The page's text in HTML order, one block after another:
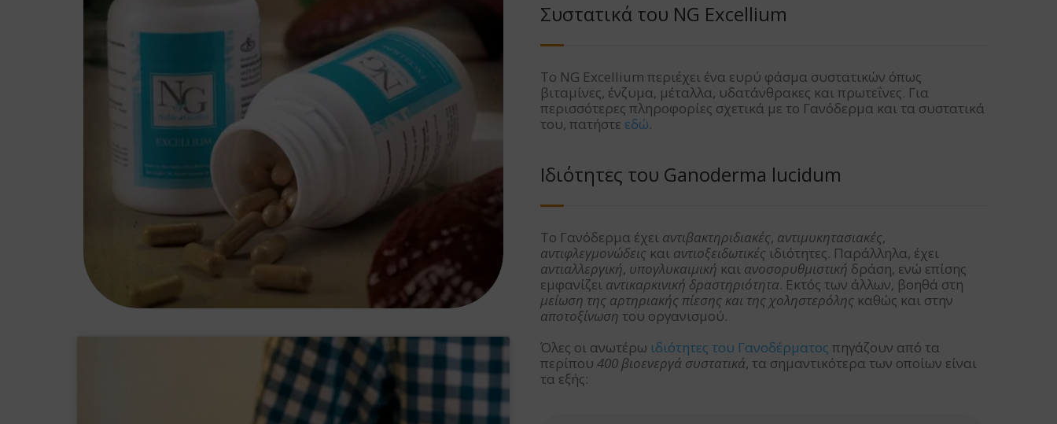
Συστατικά του NG Excellium
Το NG Excellium περιέχει ένα ευρύ φάσμα συστατικών όπως
βιταμίνες, ένζυμα, μέταλλα, υδατάνθρακες και πρωτεΐνες. Για
περισσότερες πληροφορίες σχετικά με το Γανόδερμα και τα συστατικά
του, πατήστε εδώ.
Ιδιότητες του Ganoderma lucidum
Το Γανόδερμα έχει αντιβακτηριδιακές, αντιμυκητασιακές,
αντιφλεγμονώδεις και αντιοξειδωτικές ιδιότητες. Παράλληλα, έχει
αντιαλλεργική, υπογλυκαιμική και ανοσορυθμιστική δράση, ενώ επίσης
εμφανίζει αντικαρκινική δραστηριότητα. Εκτός των άλλων, βοηθά στη
μείωση της αρτηριακής πίεσης και της χοληστερόλης καθώς και στην
αποτοξίνωση του οργανισμού.
Όλες οι ανωτέρω ιδιότητες του Γανοδέρματος πηγάζουν από τα
περίπου 400 βιοενεργά συστατικά, τα σημαντικότερα των οποίων είναι
τα εξής: